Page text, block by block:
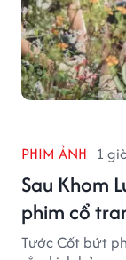
PHIM ẢNH 1
Sau Khom
phim cổ
Tước Cốt bứt